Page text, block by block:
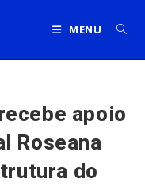
MENU
apoio
Roseana
do